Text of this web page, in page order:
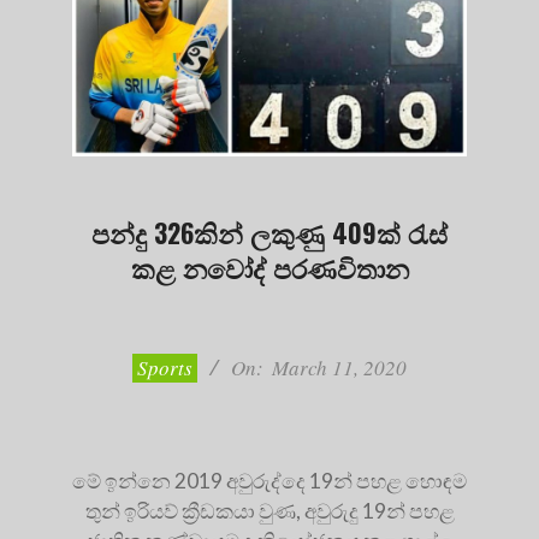
පන්දු 326කින් ලකුණු 409ක් රැස්
කළ නවෝද් පරණවිතාන
Sports On: March 11, 2020
මේ ඉන්නෙ 2019 අවුරුද්දෙ 19න් පහළ හොඳම
තුන් ඉරියව් ක්‍රීඩකයා වුණ, අවුරුදු 19න් පහළ